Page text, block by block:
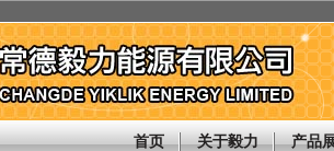
首页 关于毅力 产品